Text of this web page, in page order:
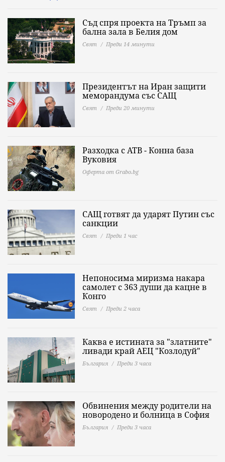
Съд спря проекта на Тръмп за
бална зала в Белия дом
Свят Преди 14 минути
Президентът на Иран защити
меморандума със САЩ
Свят Преди 20 минути
Разходка с АТВ - Конна база
Вуковия
Оферта от Grabo.bg
САЩ готвят да ударят Путин със
санкции
Свят Преди 1 час
Непоносима миризма накара
самолет с 363 души да кацне в
Конго
Свят Преди 2 часа
Каква е истината за "златните"
ливади край АЕЦ "Козлодуй"
България Преди 3 часа
Обвинения между родители на
новородено и болница в София
България Преди 3 часа